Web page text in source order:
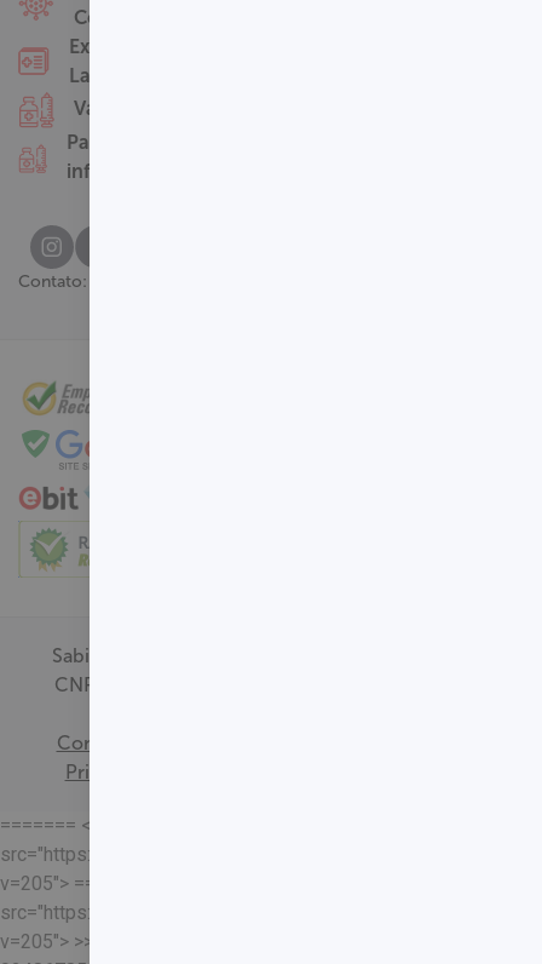
Covid-19
Exames
Laboratoriais
Vacinas
Pacotes
infantis
Contato:
Sabin Medicina Diagnóstica -
CNPJ - 00.718.528/0001-09
Consentimento
Privacidade
======= <<<<<<< HEAD
src="https://loja.sabin.com.br//skin/frontend/sabin/default/
v=205"> =======
src="https://loja.sabin.com.br//skin/frontend/sabin/default/
v=205"> >>>>>>>